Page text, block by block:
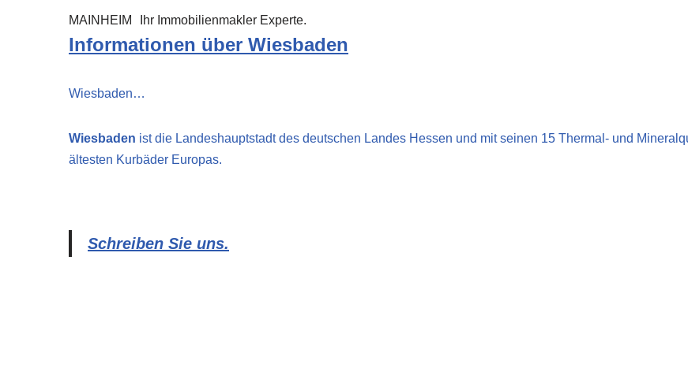
MAINHEIM Ihr Immobilienmakler Experte.
Informationen über Wiesbaden
Wiesbaden…
Wiesbaden ist die Landeshauptstadt des deutschen Landes Hessen und mit seinen 15 Thermal- und
ältesten Kurbäder Europas.
Schreiben Sie uns.